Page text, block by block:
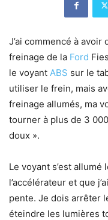
J’ai commencé à
freinage de la Ford
le voyant ABS sur le
utiliser le frein, mais
freinage allumés, ma
tourner à plus de 3
doux ».
Le voyant s’est
l’accélérateur et que
pente. Je dois arrêter
éteindre les lumières